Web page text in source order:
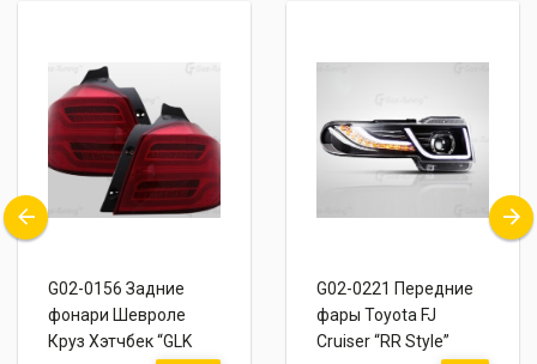
G02-0221 Передние
фары Toyota FJ
Cruiser “RR Style”
G02-0211 Фары
Тойота Камри 55
(XV50 Рестайлинг)